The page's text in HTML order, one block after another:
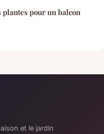
pour un balcon
et le jardin